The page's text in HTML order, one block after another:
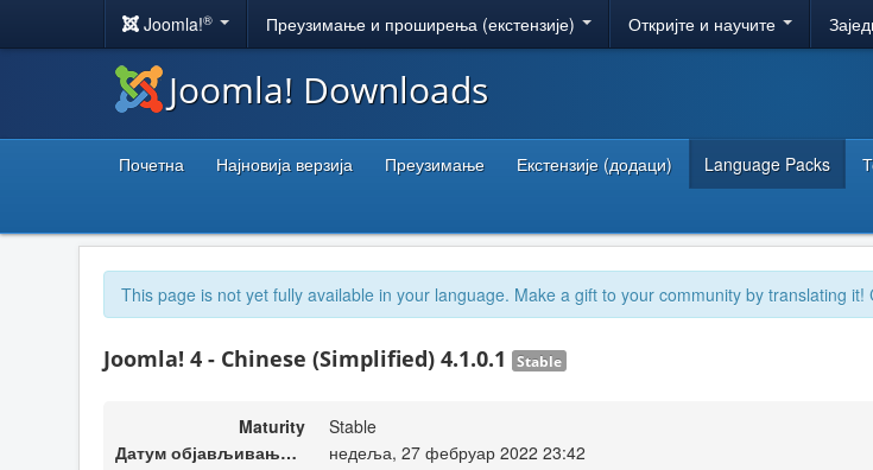
Joomla!® Преузимање и проширења (екстензије) Откријте и научите
Joomla! Downloads
Почетна Најновија верзија Преузимање Екстензије (додаци) Language Packs
This page is not yet fully available in your language. Make a gift to your community by translating it!
Joomla! 4 - Chinese (Simplified) 4.1.0.1 Stable
Maturity
Stable
Датум објављивања верзије
недеља, 27 фебруар 2022 23:42